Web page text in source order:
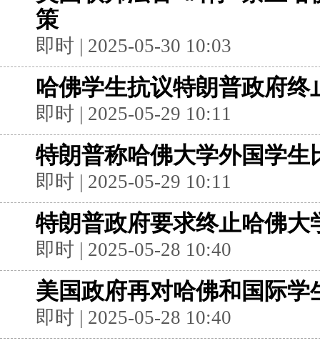
策
即时 | 2025-05-30 10:03
哈佛学生抗议特朗普政府终
即时 | 2025-05-29 10:11
特朗普称哈佛大学外国学生
即时 | 2025-05-29 10:11
特朗普政府要求终止哈佛大
即时 | 2025-05-28 10:40
美国政府再对哈佛和国际学
即时 | 2025-05-28 10:40